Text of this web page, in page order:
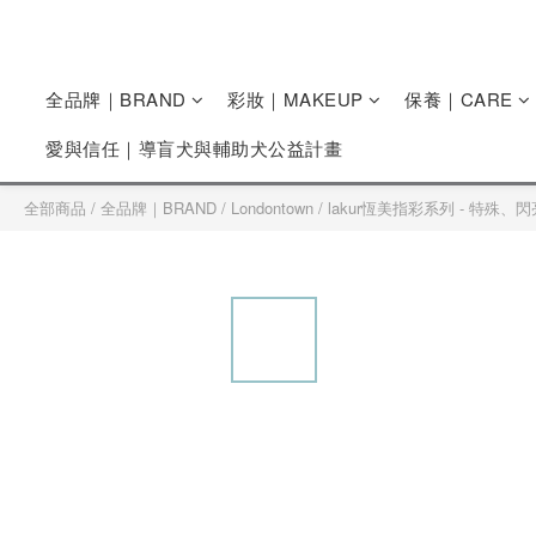
全品牌｜BRAND 彩妝｜MAKEUP
保養｜CARE
愛與信任｜導盲犬與輔助犬公益計畫
全部商品 / 全品牌｜BRAND / Londontown / lakur恆美指彩系列 - 特殊、閃